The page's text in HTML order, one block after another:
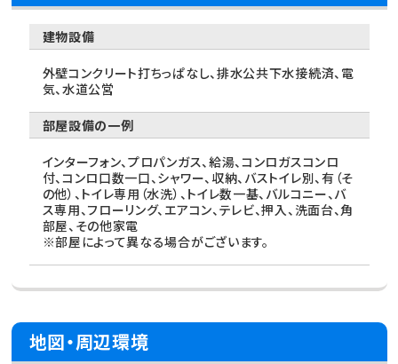
建物設備
外壁コンクリート打ちっぱなし、排水公共下水接続済、電
気、水道公営
部屋設備の一例
インターフォン、プロパンガス、給湯、コンロガスコンロ
付、コンロ口数一口、シャワー、収納、バストイレ別、有（そ
の他）、トイレ専用（水洗）、トイレ数一基、バルコニー、バ
ス専用、フローリング、エアコン、テレビ、押入、洗面台、角
部屋、その他家電
※部屋によって異なる場合がございます。
地図・周辺環境